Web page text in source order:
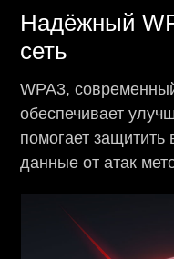
Надёжный
сеть
WPA3,
обеспечивает
помогает
данные от атак